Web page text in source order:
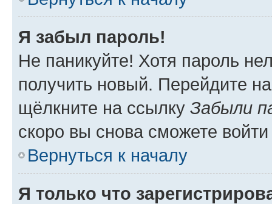
Я забыл пароль!
Не паникуйте! Хотя пароль
получить новый. Перейдите
щёлкните на ссылку Забыли
скоро вы снова сможете
Вернуться к началу
Я только что